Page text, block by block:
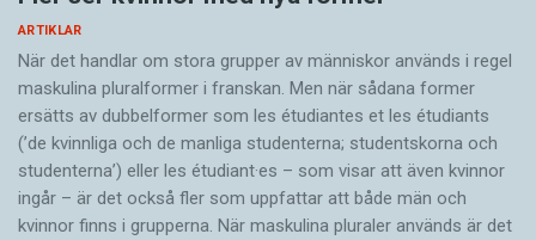
ARTIKLAR
När det handlar om stora grupper av människor används i regel
maskulina pluralformer i franskan. Men när sådana ­former
ersätts av dubbel­former som les étudiantes et les étudiants
(’de kvinnliga och de manliga studenterna; studentskorna och
studenterna’) eller les étudiant·es – som visar att även kvinnor
ingår – är det också fler som uppfattar att både män och
kvinnor finns i grupperna. När maskulina pluraler används är det